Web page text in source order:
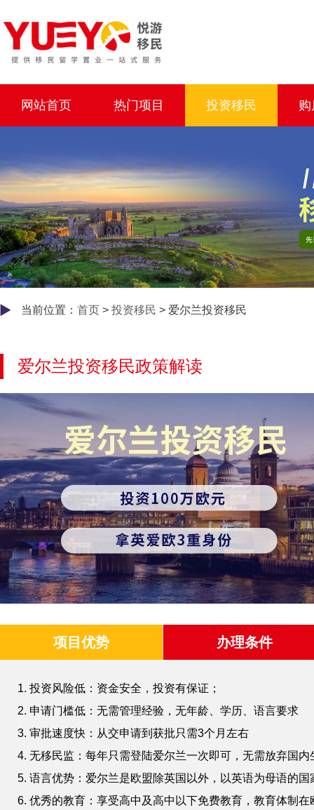
网站首页 热门项目 投资移民
当前位置： 首页 > 投资移民 > 爱尔兰投资移民
爱尔兰投资移民政策解读
项目优势 办理条件
1. 投资风险低：资金安全，投资有保证；
2. 申请门槛低：无需管理经验，无年龄、学历、语言要求
3. 审批速度快：从交申请到获批只需3个月左右
4. 无移民监：每年只需登陆爱尔兰一次即可，无需放弃国内
5. 语言优势：爱尔兰是欧盟除英国以外，以英语为母语的国
6. 优秀的教育：享受高中及高中以下免费教育，教育体制在